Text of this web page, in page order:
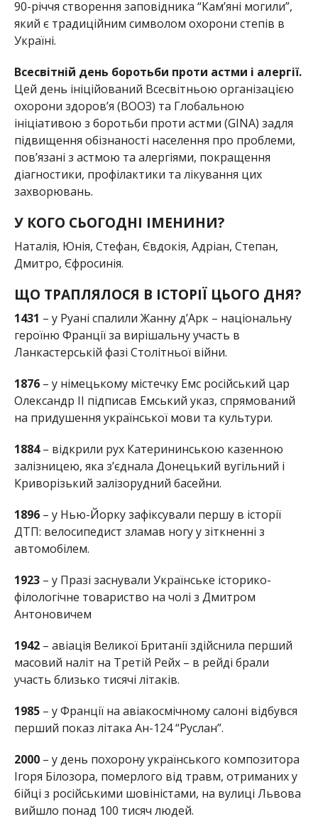
90-річчя створення заповідника “Кам’яні могили”,
який є традиційним символом охорони степів в
Україні.
Всесвітній день боротьби проти астми і алергії.
Цей день ініційований Всесвітньою організацією
охорони здоров’я (ВООЗ) та Глобальною
ініціативою з боротьби проти астми (GINA) задля
підвищення обізнаності населення про проблеми,
пов’язані з астмою та алергіями, покращення
діагностики, профілактики та лікування цих
захворювань.
У КОГО СЬОГОДНІ ІМЕНИНИ?
Наталія, Юнія, Стефан, Євдокія, Адріан, Степан,
Дмитро, Єфросинія.
ЩО ТРАПЛЯЛОСЯ В ІСТОРІЇ ЦЬОГО ДНЯ?
1431 – у Руані спалили Жанну д’Арк – національну
героїню Франції за вирішальну участь в
Ланкастерській фазі Столітньої війни.
1876– у німецькому містечку Емс російський цар
Олександр ІІ підписав Емський указ, спрямований
на придушення української мови та культури.
1884– відкрили рух Катерининською казенною
залізницею, яка з’єднала Донецький вугільний і
Криворізький залізорудний басейни.
1896– у Нью-Йорку зафіксували першу в історії
ДТП: велосипедист зламав ногу у зіткненні з
автомобілем.
1923– у Празі заснували Українське історико-
філологічне товариство на чолі з Дмитром
Антоновичем
1942– авіація Великої Британії здійснила перший
масовий наліт на Третій Рейх – в рейді брали
участь близько тисячі літаків.
1985– у Франції на авіакосмічному салоні відбувся
перший показ літака Ан-124 “Руслан”.
2000– у день похорону українського композитора
Ігоря Білозора, померлого від травм, отриманих у
бійці з російськими шовіністами, на вулиці Львова
вийшло понад 100 тисяч людей.